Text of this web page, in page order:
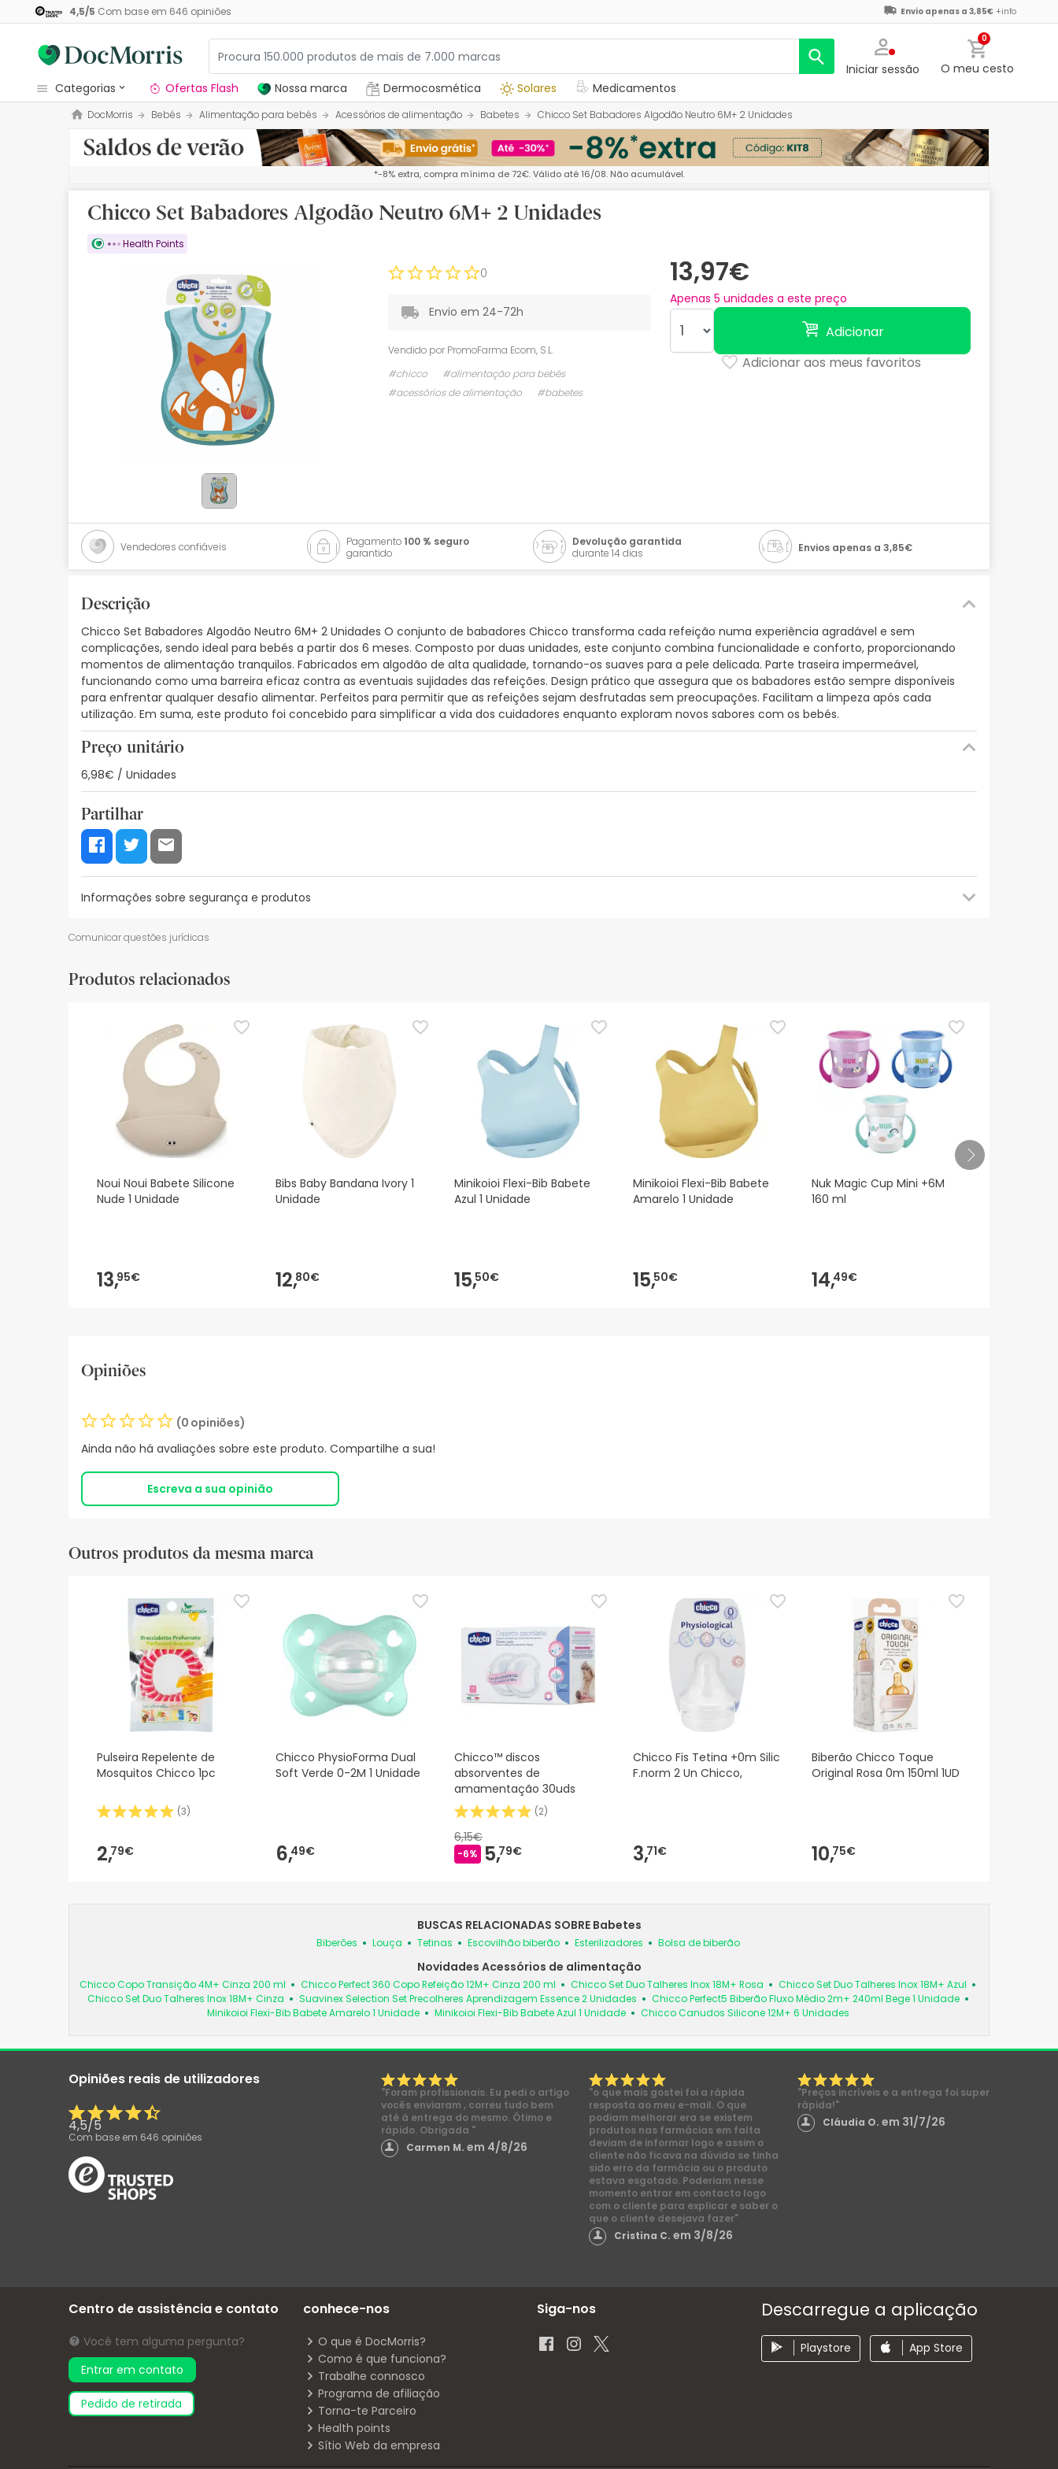
4,5/5 Com base em 646 opiniões Envio apenas a 3,85€ +info
Iniciar sessão
0
O meu cesto
categorias
Dermocosmetica
Nossa marca
Medicamentos
Cosmética
Promoções
Mais vendidos
Health points
Ofertas Flash Nossa marca Dermocosmética Solares Medicamentos
DocMorris Bebés Alimentação para bebés Acessórios de alimentação Babetes Chicco Set Babadores Algodão Neutro 6M+ 2 Unidades
*-8% extra, compra mínima de 72€. Válido até 16/08. Não acumulável.
Chicco Set Babadores Algodão Neutro 6M+ 2 Unidades
Health Points
13,97€
Apenas 5 unidades a este preço
Adicionar
Adicionar aos meus favoritos
0
Envio em 24-72h
Vendido por PromoFarma Ecom, S.L.
#chicco
#alimentação para bebés
#acessórios de alimentação
#babetes
Vendedores confiáveis Pagamento100 % seguro
garantido
Devolução garantida
durante 14 dias
Envios apenas a 3,85€
Descrição
Chicco Set Babadores Algodão Neutro 6M+ 2 Unidades O conjunto de babadores Chicco transforma cada refeição numa experiência agradável e sem
complicações, sendo ideal para bebés a partir dos 6 meses. Composto por duas unidades, este conjunto combina funcionalidade e conforto, proporcionando
momentos de alimentação tranquilos. Fabricados em algodão de alta qualidade, tornando-os suaves para a pele delicada. Parte traseira impermeável,
funcionando como uma barreira eficaz contra as eventuais sujidades das refeições. Design prático que assegura que os babadores estão sempre disponíveis
para enfrentar qualquer desafio alimentar. Perfeitos para permitir que as refeições sejam desfrutadas sem preocupações. Facilitam a limpeza após cada
utilização. Em suma, este produto foi concebido para simplificar a vida dos cuidadores enquanto exploram novos sabores com os bebés.
Preço unitário
6,98€ / Unidades
Partilhar
Informações sobre segurança e produtos
Recursos de segurança visual
De momento, não dispomos de imagens de segurança para este produto, mas estamos a trabalhar nisso. Recomendamos que voltes mais tarde para veres as
sobre segurança, não hesites em contactar-nos. Além disso, se desejares, também podes devolver o produto seguindo os
nossos termos e condições
Comunicar questões jurídicas
Produtos relacionados
Noui Noui Babete Silicone
Nude 1 Unidade
13,95€
Bibs Baby Bandana Ivory 1
Unidade
12,80€
Minikoioi Flexi-Bib Babete
Azul 1 Unidade
15,50€
Minikoioi Flexi-Bib Babete
Amarelo 1 Unidade
15,50€
Nuk Magic Cup Mini +6M
160 ml
14,49€
Opiniões
(0 opiniões)
Ainda não há avaliações sobre este produto. Compartilhe a sua!
Escreva a sua opinião
Outros produtos da mesma marca
Pulseira Repelente de
Mosquitos Chicco 1pc
(3)
2,79€
Chicco PhysioForma Dual
Soft Verde 0-2M 1 Unidade
6,49€
Chicco™ discos
absorventes de
amamentação 30uds
(2)
6,15€
-6% 5,79€
Chicco Fis Tetina +0m Silic
F.norm 2 Un Chicco,
3,71€
Biberão Chicco Toque
Original Rosa 0m 150ml 1UD
10,75€
BUSCAS RELACIONADAS SOBRE Babetes
Biberões Louça Tetinas Escovilhão biberão Esterilizadores Bolsa de biberão
Novidades Acessórios de alimentação
Chicco Copo Transição 4M+ Cinza 200 ml Chicco Perfect 360 Copo Refeição 12M+ Cinza 200 ml Chicco Set Duo Talheres Inox 18M+ Rosa
Chicco Set Duo Talheres Inox 18M+ Azul
Chicco Set Duo Talheres Inox 18M+ Cinza
Suavinex Selection Set Precolheres Aprendizagem Essence 2 Unidades
Chicco Perfect5 Biberão Fluxo Médio 2m+ 240ml Bege 1 Unidade
Minikoioi Flexi-Bib Babete Amarelo 1 Unidade
Minikoioi Flexi-Bib Babete Azul 1 Unidade Chicco Canudos Silicone 12M+ 6 Unidades
Opiniões reais de utilizadores
4,5/5
Com base em 646 opiniões
"Foram profissionais. Eu pedi o artigo
vocês enviaram , correu tudo bem
até á entrega do mesmo. Ótimo e
rápido. Obrigada "
Carmen M. em 4/8/26
"o que mais gostei foi a rápida
resposta ao meu e-mail. O que
podiam melhorar era se existem
produtos nas farmácias em falta
deviam de informar logo e assim o
cliente não ficava na dúvida se tinha
sido erro da farmácia ou o produto
estava esgotado. Poderiam nesse
momento entrar em contacto logo
com o cliente para explicar e saber o
que o cliente desejava fazer"
Cristina C.em 3/8/26
"Preços incríveis e a entrega foi super
rápida!"
Cláudia O. em 31/7/26
Centro de assistência e contato
Você tem alguma pergunta?
Entrar em contato
pedido de retirada
conhece-nos
O que é DocMorris?
Como é que funciona?
Trabalhe connosco
Programa de afiliação
Torna-te Parceiro
Health points
Sítio Web da empresa
Siga-nos Descarregue a aplicação
Playstore App Store